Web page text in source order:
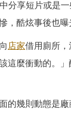
分享短片或是
，酷炫事後也曝
店家借用廁所
這麼衝動的。
的幾則動態是